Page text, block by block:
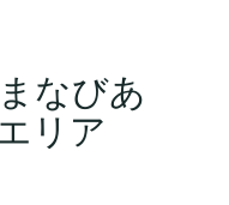
なびあ
リア